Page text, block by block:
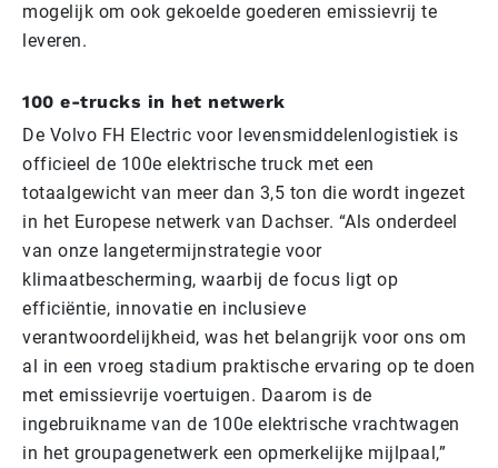
mogelijk om ook gekoelde goederen emissievrij te
leveren.
100 e-trucks in het netwerk
De Volvo FH Electric voor levensmiddelenlogistiek is
officieel de 100e elektrische truck met een
totaalgewicht van meer dan 3,5 ton die wordt ingezet
in het Europese netwerk van Dachser. “Als onderdeel
van onze langetermijnstrategie voor
klimaatbescherming, waarbij de focus ligt op
efficiëntie, innovatie en inclusieve
verantwoordelijkheid, was het belangrijk voor ons om
al in een vroeg stadium praktische ervaring op te doen
met emissievrije voertuigen. Daarom is de
ingebruikname van de 100e elektrische vrachtwagen
in het groupagenetwerk een opmerkelijke mijlpaal,”